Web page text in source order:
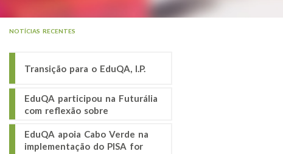
NOTÍCIAS RECENTES
Transição para o EduQA, I.P.
EduQA participou na Futurália
com reflexão sobre
EduQA apoia Cabo Verde na
implementação do PISA for